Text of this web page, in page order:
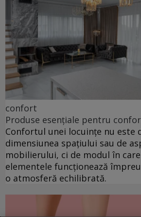
confort
Produse esențiale pentru
Confortul unei locuințe nu este
dimensiunea spațiului sau de
mobilierului, ci de modul în
elementele funcționează
o atmosferă echilibrată.